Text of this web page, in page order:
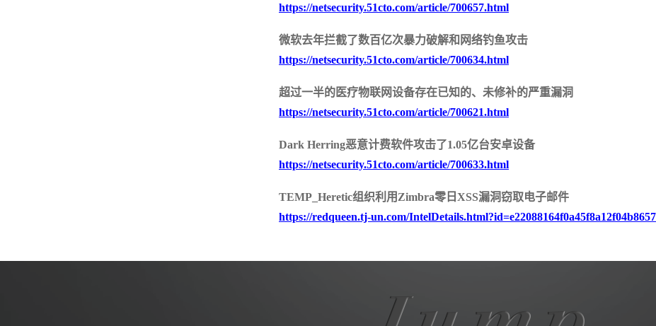
签名验签服务器
物联网视频综合安
https://netsecurity.51cto.com/article/700657.html
微软去年拦截了数百亿次暴力破解和网络钓鱼攻击
https://netsecurity.51cto.com/article/700634.html
超过一半的医疗物联网设备存在已知的、未修补的严重漏洞
https://netsecurity.51cto.com/article/700621.html
Dark Herring恶意计费软件攻击了1.05亿台安卓设备
https://netsecurity.51cto.com/article/700633.html
TEMP_Heretic组织利用Zimbra零日XSS漏洞窃取电子邮件
https://redqueen.tj-un.com/